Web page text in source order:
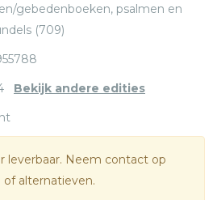
gebedenboeken, psalmen en
(709)
Bekijk andere edities
leverbaar. Neem contact op
alternatieven.